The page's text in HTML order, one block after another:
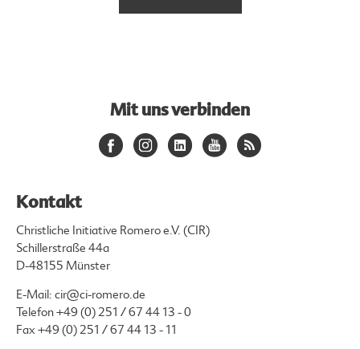
Mit uns verbinden
Kontakt
Christliche Initiative Romero e.V. (CIR)
Schillerstraße 44a
D-48155 Münster
E-Mail: cir@ci-romero.de
Telefon+49 (0) 251 / 67 44 13 - 0
Fax +49 (0) 251 / 67 44 13 - 11